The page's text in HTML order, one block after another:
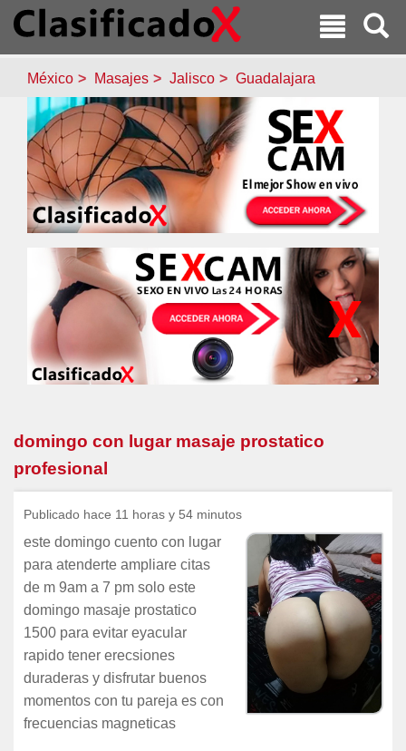
México Masajes Jalisco Guadalajara
domingo con lugar masaje prostatico
profesional
Publicado hace 11 horas y 54 minutos
este domingo cuento con lugar
para atenderte ampliare citas
de m 9am a 7 pm solo este
domingo masaje prostatico
1500 para evitar eyacular
rapido tener erecsiones
duraderas y disfrutar buenos
momentos con tu pareja es con
frecuencias magneticas